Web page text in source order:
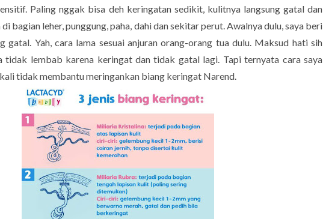
Paling nggak bisa deh keringatan sedikit, kulitnya langsung gatal dan
bagian leher, punggung, paha, dahi dan sekitar perut. Awalnya dulu, saya beri
gatal. Yah, cara lama sesuai anjuran orang-orang tua dulu. Maksud hati sih
tidak lembab karena keringat dan tidak gatal lagi. Tapi ternyata cara saya
tidak membantu meringankan biang keringat Narend.